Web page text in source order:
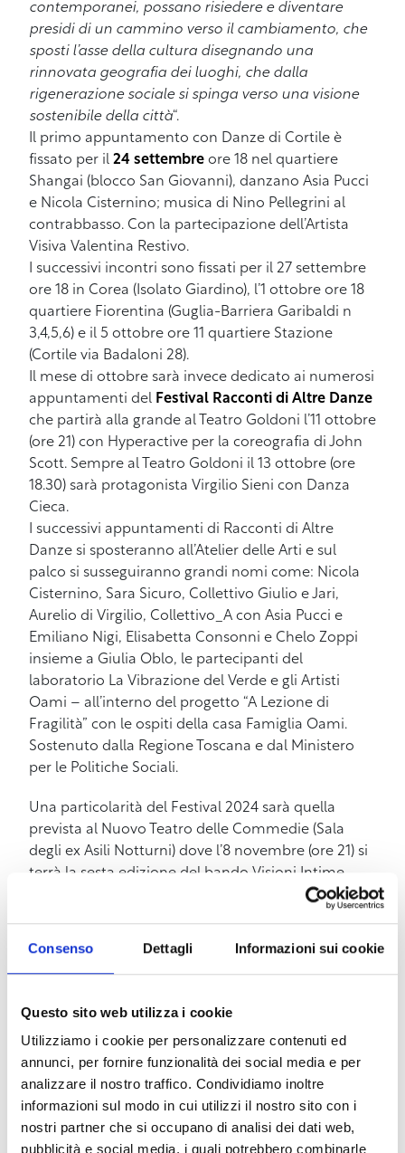
Consenso Dettagli Informazioni sui cookie
Questo sito web utilizza i cookie
Utilizziamo i cookie per personalizzare contenuti ed
annunci, per fornire funzionalità dei social media e per
analizzare il nostro traffico. Condividiamo inoltre
informazioni sul modo in cui utilizzi il nostro sito con i
nostri partner che si occupano di analisi dei dati web,
pubblicità e social media, i quali potrebbero combinarle
contemporanei, possano risiedere e diventare
presidi di un cammino verso il cambiamento, che
sposti l’asse della cultura disegnando una
rinnovata geografia dei luoghi, che dalla
rigenerazione sociale si spinga verso una visione
sostenibile della città“.
Il primo appuntamento con Danze di Cortile è
fissato per il 24 settembre ore 18 nel quartiere
Shangai (blocco San Giovanni), danzano Asia Pucci
e Nicola Cisternino; musica di Nino Pellegrini al
contrabbasso. Con la partecipazione dell’Artista
Visiva Valentina Restivo.
I successivi incontri sono fissati per il 27 settembre
ore 18 in Corea (Isolato Giardino), l’1 ottobre ore 18
quartiere Fiorentina (Guglia-Barriera Garibaldi n
3,4,5,6) e il 5 ottobre ore 11 quartiere Stazione
(Cortile via Badaloni 28).
Il mese di ottobre sarà invece dedicato ai numerosi
appuntamenti del Festival Racconti di Altre Danze
che partirà alla grande al Teatro Goldoni l’11 ottobre
(ore 21) con Hyperactive per la coreografia di John
Scott. Sempre al Teatro Goldoni il 13 ottobre (ore
18.30) sarà protagonista Virgilio Sieni con Danza
Cieca.
I successivi appuntamenti di Racconti di Altre
Danze si sposteranno all’Atelier delle Arti e sul
palco si susseguiranno grandi nomi come: Nicola
Cisternino, Sara Sicuro, Collettivo Giulio e Jari,
Aurelio di Virgilio, Collettivo_A con Asia Pucci e
Emiliano Nigi, Elisabetta Consonni e Chelo Zoppi
insieme a Giulia Oblo, le partecipanti del
laboratorio La Vibrazione del Verde e gli Artisti
Oami – all’interno del progetto “A Lezione di
Fragilità” con le ospiti della casa Famiglia Oami.
Sostenuto dalla Regione Toscana e dal Ministero
per le Politiche Sociali.
Una particolarità del Festival 2024 sarà quella
prevista al Nuovo Teatro delle Commedie (Sala
degli ex Asili Notturni) dove l’8 novembre (ore 21) si
terrà la sesta edizione del bando Visioni Intime,
con uno spettacolo che vede la partecipazione di
sono a cura di Atelier delle Arti
Pass Costellazione –Un’importante novità di
questa edizione è ilPass Costellazioneche offre la
possibilità di avere uno sconto su alcuni spettacoli,
più precisamente uno sconto del 40% sullo
spettacolo del 13 ottobre di Virgilio Sieni Danza